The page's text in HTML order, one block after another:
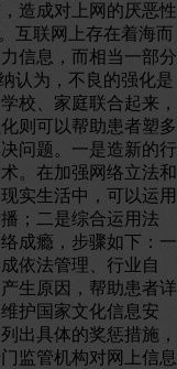
造成对上网的厌恶性
互联网上存在着海而
信息，而相当一部分
认为，不良的强化是
校、家庭联合起来，
则可以帮助患者塑多
问题。一是造新的行
。在加强网络立法和
实生活中，可以运用
；二是综合运用法
成瘾，步骤如下：一
依法管理、行业自
生原因，帮助患者详
护国家文化信息安
出具体的奖惩措施，
监管机构对网上信息